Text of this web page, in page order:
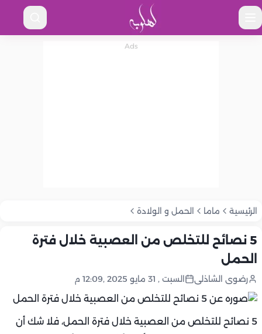
الرئيسية ماما الحمل و الولادة
5 نصائح للتخلص من العصبية خلال فترة
الحمل
رضوى الشاذلى السبت , 31 مايو 2025 ,12:09 م
5 نصائح للتخلص من العصبية خلال فترة الحمل، فلا شك أن